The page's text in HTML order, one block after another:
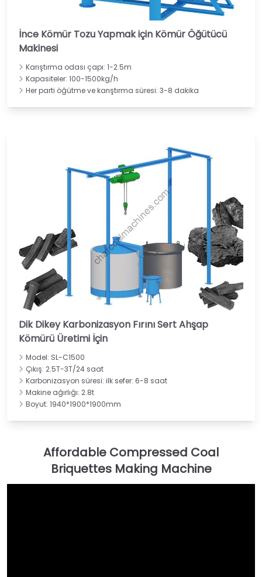
İnce Kömür Tozu Yapmak için Kömür Öğütücü
Makinesi
Karıştırma odası çapı: 1-2.5m
Kapasiteler: 100-1500kg/h
Her parti öğütme ve karıştırma süresi: 3-8 dakika
Dik Dikey Karbonizasyon Fırını Sert Ahşap
Kömürü Üretimi İçin
Model: SL-C1500
Çıkış: 2.5T-3T/24 saat
Karbonizasyon süresi: ilk sefer: 6-8 saat
Makine ağırlığı: 2.8t
Boyut: 1940*1900*1900mm